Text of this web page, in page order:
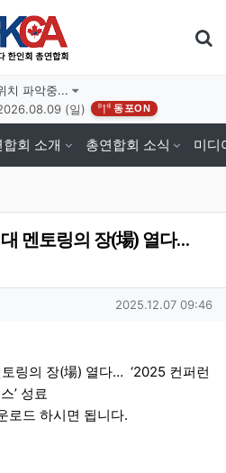
치 파악중...
(일) 동포ON
합회 소개 총연합회 소식 미디
멘토링의 장(場) 열다…
작성일
2025.12.07 09:46
링의 장(場) 열다… ‘2025 컨퍼런
스’ 성료
로드 하시면 됩니다.